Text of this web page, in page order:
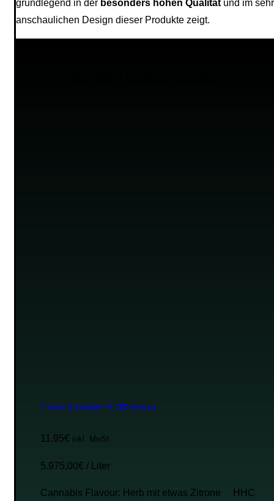
grundlegend in der besonders hohen Qualität und im sehr
anschaulichen Design dieser Produkte zeigt.
Freigeist E-Zigarette 4% CBD Amnesia
11,95€ inkl. MwSt.
5.975,00€ / Liter
Cannabis Flavour: Herb mit etwas Zitrone HHC